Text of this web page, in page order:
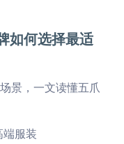
如何选择最适
，一文读懂五爪
端服装